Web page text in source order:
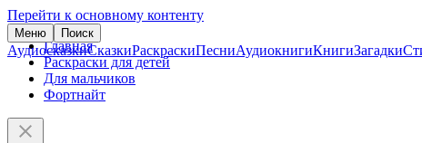
Перейти к основному контенту
Меню Поиск
АудиосказкиСказкиРаскраскиПесниАудиокнигиКнигиЗагадки
Главная
Раскраски для детей
Для мальчиков
Фортнайт